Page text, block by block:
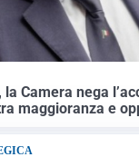
la Camera nega
maggioranza e